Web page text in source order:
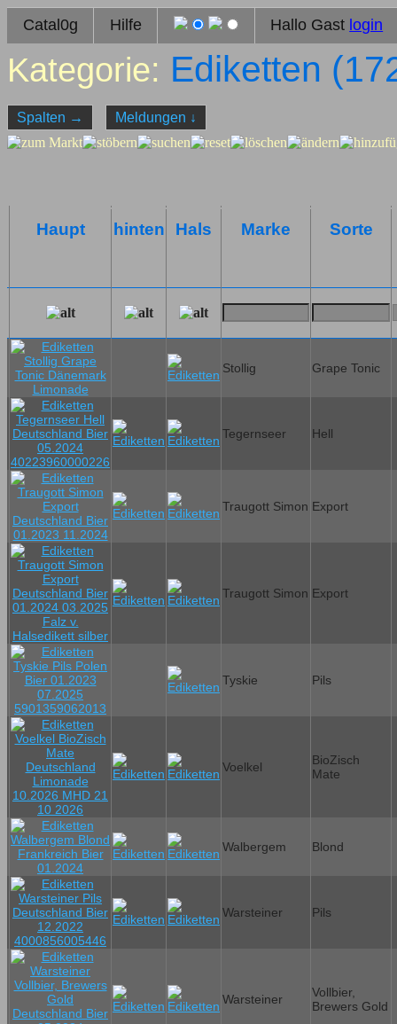
Catal0g Hilfe Hallo Gast login
Kategorie: Ediketten (
Spalten → Meldungen ↓
Haupt hinten Hals Marke Sorte
Stollig Grape Tonic
Tegernseer Hell
Traugott Simon Export
Traugott Simon Export
Tyskie Pils
Voelkel
BioZisch
Mate
Walbergem Blond
Warsteiner Pils
Warsteiner
Vollbier,
Brewers Gold